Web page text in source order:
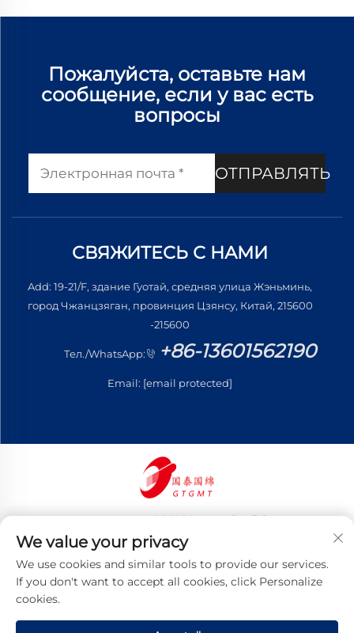
Пожалуйста, оставьте нам
сообщение, если у вас есть
вопросы
ОТПРАВЛЯТЬ
СВЯЖИТЕСЬ С НАМИ
Add: 19-21/F, здание Гуотай, средняя улица Жэньминь,
город Чжанцзяган, провинция Цзянсу, Китай, 215600
-215600
Тел./WhatsApp: +86-13601562190
Email: [email protected]
Авторские права © 2026 Цзянсу Готай Гоминь
Трейдинг Ко., Лтд. Все права защищены
Политика конфиденциальности
We value your privacy
We use cookies and similar tools to provide our services.
If you don't want to accept all cookies, click Personalize
cookies.